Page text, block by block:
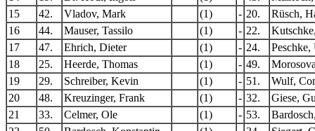
15
42. Vladov, Mark (1) - 20.
Rüsch,
16
44. Mauser, Tassilo (1) - 22.
17
47. Ehrich, Dieter (1) - 24.
Peschke,
18
25. Heerde, Thomas (1) - 49.
19
29. Schreiber, Kevin (1) - 51.
Wulf,
20
48. Kreuzinger, Frank (1) - 32.
Giese,
21
33. Celmer, Ole (1) - 53.